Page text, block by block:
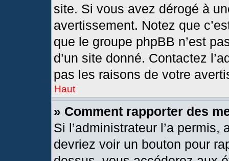
site. Si vous avez dérogé à
avertissement. Notez que
que le groupe phpBB n’est
d’un site donné. Contactez
pas les raisons de votre
Haut
» Comment rapporter des
Si l’administrateur l’a
devriez voir un bouton pour